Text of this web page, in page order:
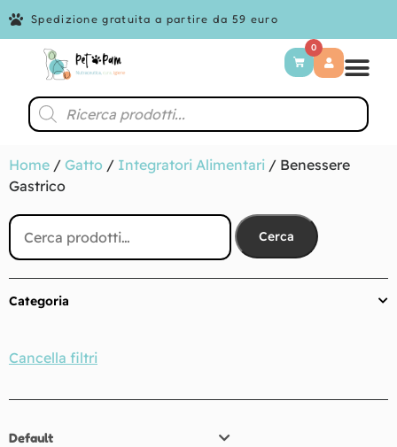
Spedizione gratuita a partire da 59 euro
0
Home / Gatto / Integratori Alimentari / Benessere
Gastrico
Cerca
Categoria
Cancella filtri
Default